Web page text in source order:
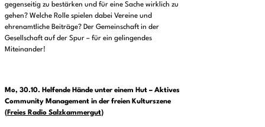
gegenseitig zu bestärken und für eine Sache wirklich zu
gehen? Welche Rolle spielen dabei Vereine und
ehrenamtliche Beiträge? Der Gemeinschaft in der
Gesellschaft auf der Spur – für ein gelingendes
Miteinander!
Mo, 30.10. Helfende Hände unter einem Hut – Aktives
Community Management in der freien Kulturszene
(Freies Radio Salzkammergut)